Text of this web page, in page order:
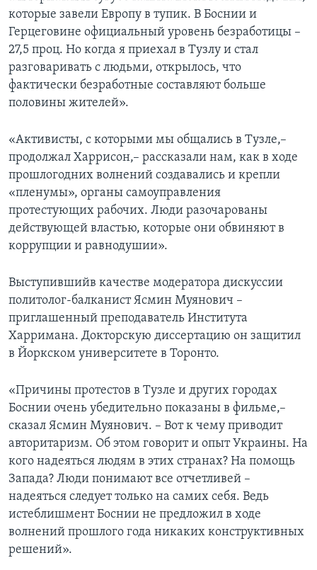
которые завели Европу в тупик. В Боснии и
Герцеговине официальный уровень безработицы –
27,5 проц. Но когда я приехал в Тузлу и стал
разговаривать с людьми, открылось, что
фактически безработные составляют больше
половины жителей».
«Активисты, с которыми мы общались в Тузле,–
продолжал Харрисон,– рассказали нам, как в ходе
прошлогодних волнений создавались и крепли
«пленумы», органы самоуправления
протестующих рабочих. Люди разочарованы
действующей властью, которые они обвиняют в
коррупции и равнодушии».
Выступившийв качестве модератора дискуссии
политолог-балканист Ясмин Муянович –
приглашенный преподаватель Института
Харримана. Докторскую диссертацию он защитил
в Йоркском университете в Торонто.
«Причины протестов в Тузле и других городах
Боснии очень убедительно показаны в фильме,–
сказал Ясмин Муянович. – Вот к чему приводит
авторитаризм. Об этом говорит и опыт Украины. На
кого надеяться людям в этих странах? На помощь
Запада? Люди понимают все отчетливей –
надеяться следует только на самих себя. Ведь
истеблишмент Боснии не предложил в ходе
волнений прошлого года никаких конструктивных
решений».